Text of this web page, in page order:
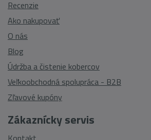
Zákaznícky servis
Recenzie
Ako nakupovať
O nás
Blog
Údržba a čistenie kobercov
Veľkoobchodná spolupráca - B2B
Zľavové kupóny